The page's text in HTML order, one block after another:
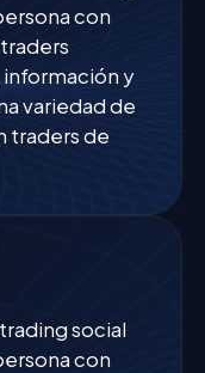
con
y
variedad de
traders de
social
con